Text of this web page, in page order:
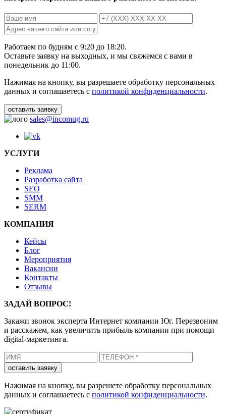
Работаем по будням с 9:20 до 18:20.
Оставьте заявку на выходных, и мы свяжемся с вами в
понедельник до 11:00.
Нажимая на кнопку, вы разрешаете обработку персональных
данных и соглашаетесь с политикой конфиденциальности.
sales@incomug.ru
УСЛУГИ
Реклама
Разработка сайта
SEO
SMM
SERM
КОМПАНИЯ
Кейсы
Блог
Мероприятия
Вакансии
Контакты
Отзывы
ЗАДАЙ ВОПРОС!
Закажи звонок эксперта Интернет компании Юг. Перезвоним
и расскажем, как увеличить прибыль компании при помощи
digital-маркетинга.
Нажимая на кнопку, вы разрешете обработку персональных
данных и соглашаетесь с политикой конфиденциальности.